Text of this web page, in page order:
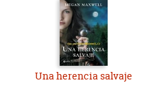
Una herencia salvaje